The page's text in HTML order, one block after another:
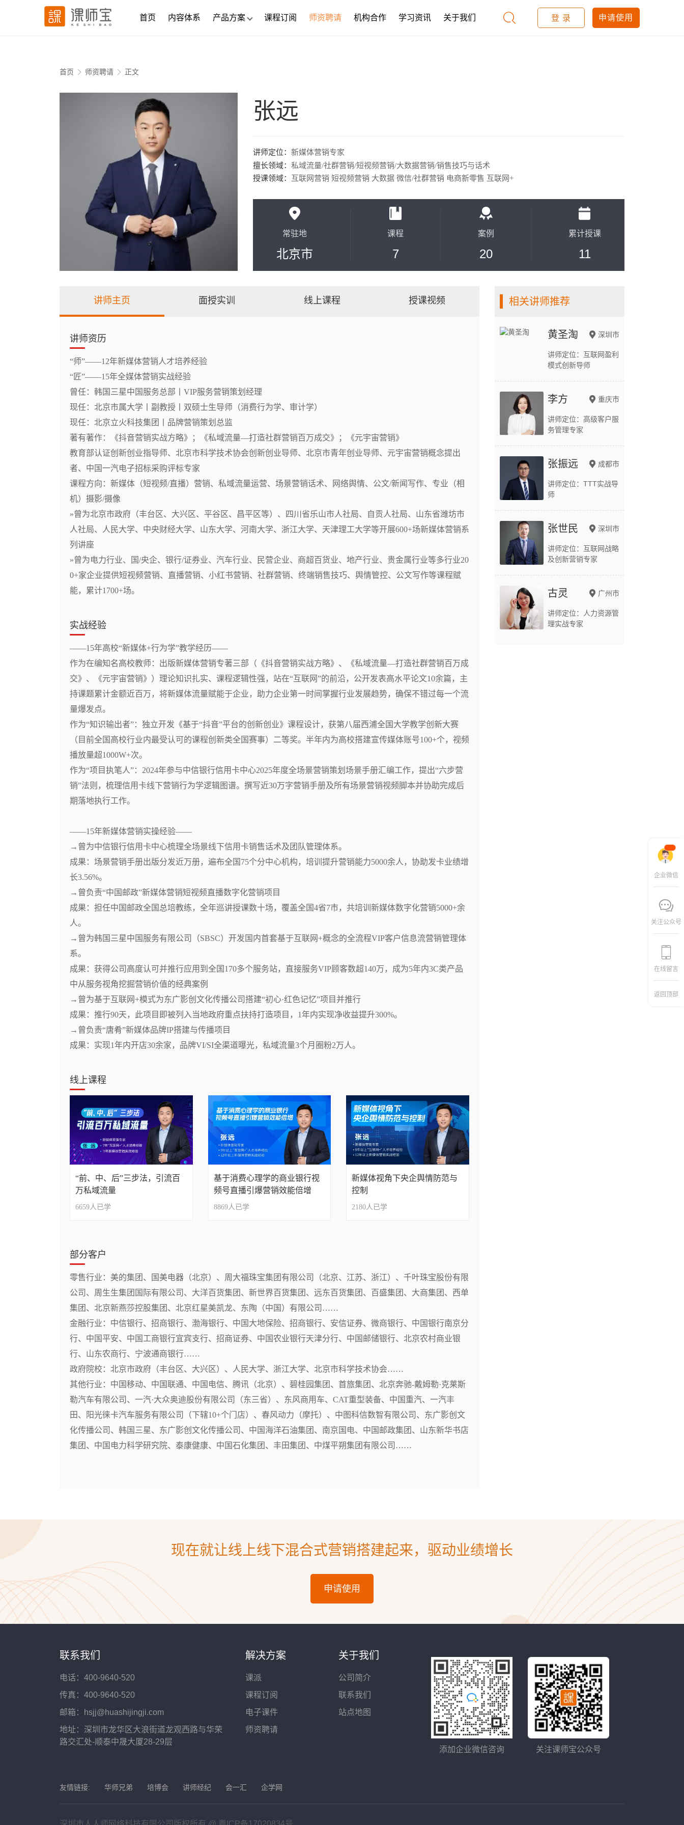
首页 内容体系 产品方案 课程订阅 师资聘请 机构合作 学习资讯 关于我们 登 录 申请使用
首页 师资聘请 正文
张远
讲师定位： 新媒体营销专家
擅长领域： 私域流量/社群营销/短视频营销/大数据营销/销售技巧与话术
授课领域：
互联网营销 短视频营销 大数据 微信/社群营销 电商新零售 互联网+
常驻地
北京市
课程
7
案例
20
累计授课
11
讲师主页 面授实训 线上课程 授课视频
讲师资历
“师”——12年新媒体营销人才培养经验
“匠”——15年全媒体营销实战经验
曾任：韩国三星中国服务总部丨VIP服务营销策划经理
现任：北京市属大学丨副教授丨双硕士生导师（消费行为学、审计学）
现任：北京立火科技集团丨品牌营销策划总监
著有著作：《抖音营销实战方略》；《私域流量—打造社群营销百万成交》；《元宇宙营销》
教育部认证创新创业指导师、北京市科学技术协会创新创业导师、北京市青年创业导师、元宇宙营销概念提出
者、中国一汽电子招标采购评标专家
课程方向：新媒体（短视频/直播）营销、私域流量运营、场景营销话术、网络舆情、公文/新闻写作、专业（相
机）摄影/摄像
»曾为北京市政府（丰台区、大兴区、平谷区、昌平区等）、四川省乐山市人社局、自贡人社局、山东省潍坊市
人社局、人民大学、中央财经大学、山东大学、河南大学、浙江大学、天津理工大学等开展600+场新媒体营销系
列讲座
»曾为电力行业、国/央企、银行/证券业、汽车行业、民营企业、商超百货业、地产行业、贵金属行业等多行业20
0+家企业提供短视频营销、直播营销、小红书营销、社群营销、终端销售技巧、舆情管控、公文写作等课程赋
能，累计1700+场。
实战经验
——15年高校“新媒体+行为学”教学经历——
作为在编知名高校教师：出版新媒体营销专著三部（《抖音营销实战方略》、《私域流量—打造社群营销百万成
交》、《元宇宙营销》）理论知识扎实、课程逻辑性强，站在“互联网”的前沿，公开发表高水平论文10余篇，主
持课题累计金额近百万，将新媒体流量赋能于企业，助力企业第一时间掌握行业发展趋势，确保不错过每一个流
量爆发点。
作为“知识输出者”：独立开发《基于“抖音”平台的创新创业》课程设计，获第八届西浦全国大学教学创新大赛
（目前全国高校行业内最受认可的课程创新类全国赛事）二等奖。半年内为高校搭建宣传媒体账号100+个，视频
播放量超1000W+次。
作为“项目执笔人”：2024年参与中信银行信用卡中心2025年度全场景营销策划场景手册汇编工作，提出“六步营
销”法则，梳理信用卡线下营销行为学逻辑图谱。撰写近30万字营销手册及所有场景营销视频脚本并协助完成后
期落地执行工作。
——15年新媒体营销实操经验——
→曾为中信银行信用卡中心梳理全场景线下信用卡销售话术及团队管理体系。
成果：场景营销手册出版分发近万册，遍布全国75个分中心机构，培训提升营销能力5000余人，协助发卡业绩增
长3.56%。
→曾负责“中国邮政”新媒体营销短视频直播数字化营销项目
成果：担任中国邮政全国总培教练，全年巡讲授课数十场，覆盖全国4省7市，共培训新媒体数字化营销5000+余
人。
→曾为韩国三星中国服务有限公司（SBSC）开发国内首套基于互联网+概念的全流程VIP客户信息流营销管理体
系。
成果：获得公司高度认可并推行应用到全国170多个服务站，直接服务VIP顾客数超140万，成为5年内3C类产品
中从服务视角挖掘营销价值的经典案例
→曾为基于互联网+模式为东广影创文化传播公司搭建“初心·红色记忆”项目并推行
成果：推行90天，此项目即被列入当地政府重点扶持打造项目，1年内实现净收益提升300%。
→曾负责“唐肴”新媒体品牌IP搭建与传播项目
成果：实现1年内开店30余家，品牌VI/SI全渠道曝光，私域流量3个月圈粉2万人。
线上课程
“前、中、后”三步法，引流百
万私域流量
6659 人已学
基于消费心理学的商业银行视
频号直播引爆营销效能倍增
8869人已学
新媒体视角下央企舆情防范与
控制
2180 人已学
部分客户
零售行业：美的集团、国美电器（北京）、周大福珠宝集团有限公司（北京、江苏、浙江）、千叶珠宝股份有限
公司、周生生集团国际有限公司、大洋百货集团、新世界百货集团、远东百货集团、百盛集团、大商集团、西单
集团、北京新燕莎控股集团、北京红星美凯龙、东陶（中国）有限公司……
金融行业：中信银行、招商银行、渤海银行、中国大地保险、招商银行、安信证券、微商银行、中国银行南京分
行、中国平安、中国工商银行宜宾支行、招商证券、中国农业银行天津分行、中国邮储银行、北京农村商业银
行、山东农商行、宁波通商银行……
政府院校：北京市政府（丰台区、大兴区）、人民大学、浙江大学、北京市科学技术协会……
其他行业：中国移动、中国联通、中国电信、腾讯（北京）、碧桂园集团、首旅集团、北京奔驰-戴姆勒·克莱斯
勒汽车有限公司、一汽·大众奥迪股份有限公司（东三省）、东风商用车、CAT重型装备、中国重汽、一汽丰
田、阳光徕卡汽车服务有限公司（下辖10+个门店）、春风动力（摩托）、中图科信数智有限公司、东广影创文
化传播公司、韩国三星、东广影创文化传播公司、中国海洋石油集团、南京国电、中国邮政集团、山东新华书店
集团、中国电力科学研究院、泰康健康、中国石化集团、丰田集团、中煤平朔集团有限公司……
相关讲师推荐
黄圣淘 深圳市
讲师定位：互联网盈利
模式创新导师
李方 重庆市
讲师定位：高级客户服
务管理专家
张振远 成都市
讲师定位：TTT实战导
师
张世民 深圳市
讲师定位：互联网战略
及创新营销专家
古灵 广州市
讲师定位：人力资源管
理实战专家
现在就让线上线下混合式营销搭建起来，驱动业绩增长
申请使用
企业微信
关注公众号
在线留言
返回顶部
联系我们
电话：400-9640-520
传真：400-9640-520
邮箱：hsjj@huashijingji.com
地址：深圳市龙华区大浪街道龙观西路与华荣
路交汇处-顺泰中晟大厦28-29层
解决方案
课派
课程订阅
电子课件
师资聘请
关于我们
公司简介
联系我们
站点地图
添加企业微信咨询 关注课师宝公众号
友情链接: 华师兄弟 培博会 讲师经纪 会一汇 企学网